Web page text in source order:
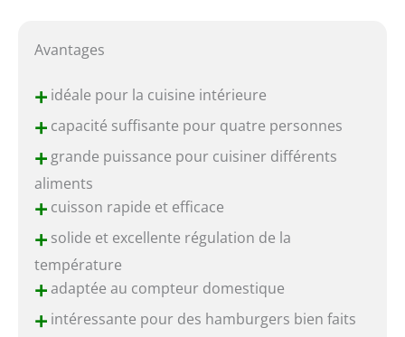
Avantages
+idéale pour la cuisine intérieure
+capacité suffisante pour quatre personnes
+grande puissance pour cuisiner différents
aliments
+cuisson rapide et efficace
+solide et excellente régulation de la
température
+adaptée au compteur domestique
+intéressante pour des hamburgers bien faits